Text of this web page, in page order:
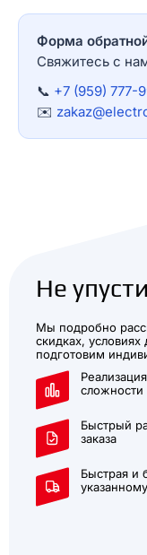
Форма
Свяжитесь с
📞 +7 (959) 777-
✉️
Не
Мы подробно
скидках, условиях
подготовим
сложности
Быстрый
заказа
Быстрая и